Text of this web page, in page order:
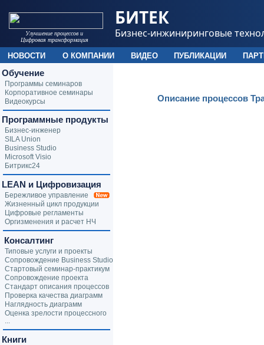
Описание процессов
Обучение
Программы семинаров
Корпоративное семинары
Видеокурсы
Программные продукты
Бизнес-инженер
SILA Union
Business Studio
Microsoft Visio
Битрикс24
LEAN и Цифровизация
Бережливое управление
Жизненный цикл продукции
Цифровые регламенты
Оргизменения и расчет НЧ
Консалтинг
Типовые услуги и проекты
Сопровождение Business Studio
Стартовый семинар-практикум
Сопровождение проекта
Стандарт описания процессов
Проверка качества диаграмм
Наглядность диаграмм
Оценка зрелости процессного
...
Книги
Улучшение процессов и
Цифровая трансформация
БИТЕК
Бизнес-инжиниринговые
НОВОСТИ О КОМПАНИИ ВИДЕО ПУБЛИКАЦИИ